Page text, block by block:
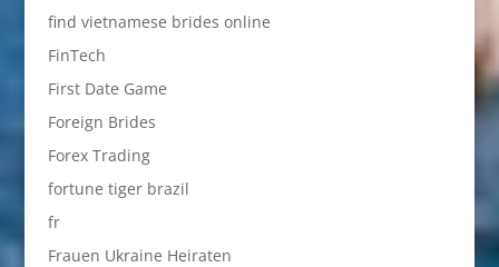
find vietnamese brides online
FinTech
First Date Game
Foreign Brides
Forex Trading
fortune tiger brazil
fr
Frauen Ukraine Heiraten